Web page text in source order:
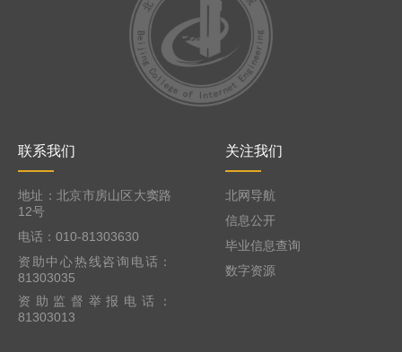
联系我们
地址：北京市房山区大窦路
12号
电话：010-81303630
资助中心热线咨询电话：
81303035
资助监督举报电话：
81303013
关注我们
北网导航
信息公开
毕业信息查询
数字资源